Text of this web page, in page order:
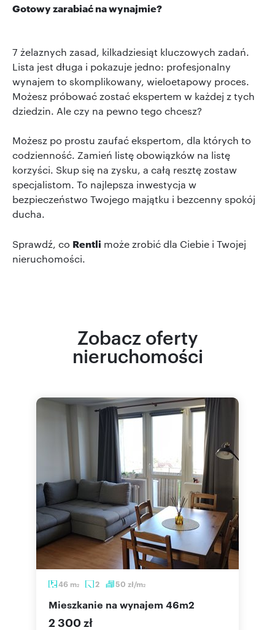
Gotowy zarabiać na wynajmie?
7 żelaznych zasad, kilkadziesiąt kluczowych zadań.
Lista jest długa i pokazuje jedno: profesjonalny
wynajem to skomplikowany, wieloetapowy proces.
Możesz próbować zostać ekspertem w każdej z tych
dziedzin. Ale czy na pewno tego chcesz?
Możesz po prostu zaufać ekspertom, dla których to
codzienność. Zamień listę obowiązków na listę
korzyści. Skup się na zysku, a całą resztę zostaw
specjalistom. To najlepsza inwestycja w
bezpieczeństwo Twojego majątku i bezcenny spokój
ducha.
Sprawdź, co Rentli może zrobić dla Ciebie i Twojej
nieruchomości.
Zobacz oferty
nieruchomości
46 m2 2 50 zł/m2
mieszkanie na wynajem 46m2
2 300 zł